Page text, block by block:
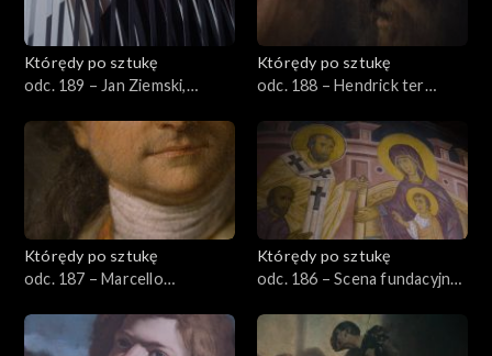
Którędy po sztukę
odc. 189 – Jan Ziemski,
Którędy po sztukę
odc. 188 – Hendrick ter
ręce”
Którędy po sztukę
odc. 187 – Marcello
Poniatowski”
Którędy po sztukę
odc. 186 – Scena fundacyjna